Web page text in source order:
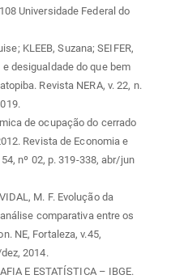
Universidade Federal do
KLEEB, Suzana; SEIFER,
desigualdade do que bem
Revista NERA, v. 22, n.
de ocupação do cerrado
Revista de Economia e
nº 02, p. 319-338, abr/jun
M. F. Evolução da
comparativa entre os
NE, Fortaleza, v.45,
2014.
E ESTATÍSTICA – IBGE.